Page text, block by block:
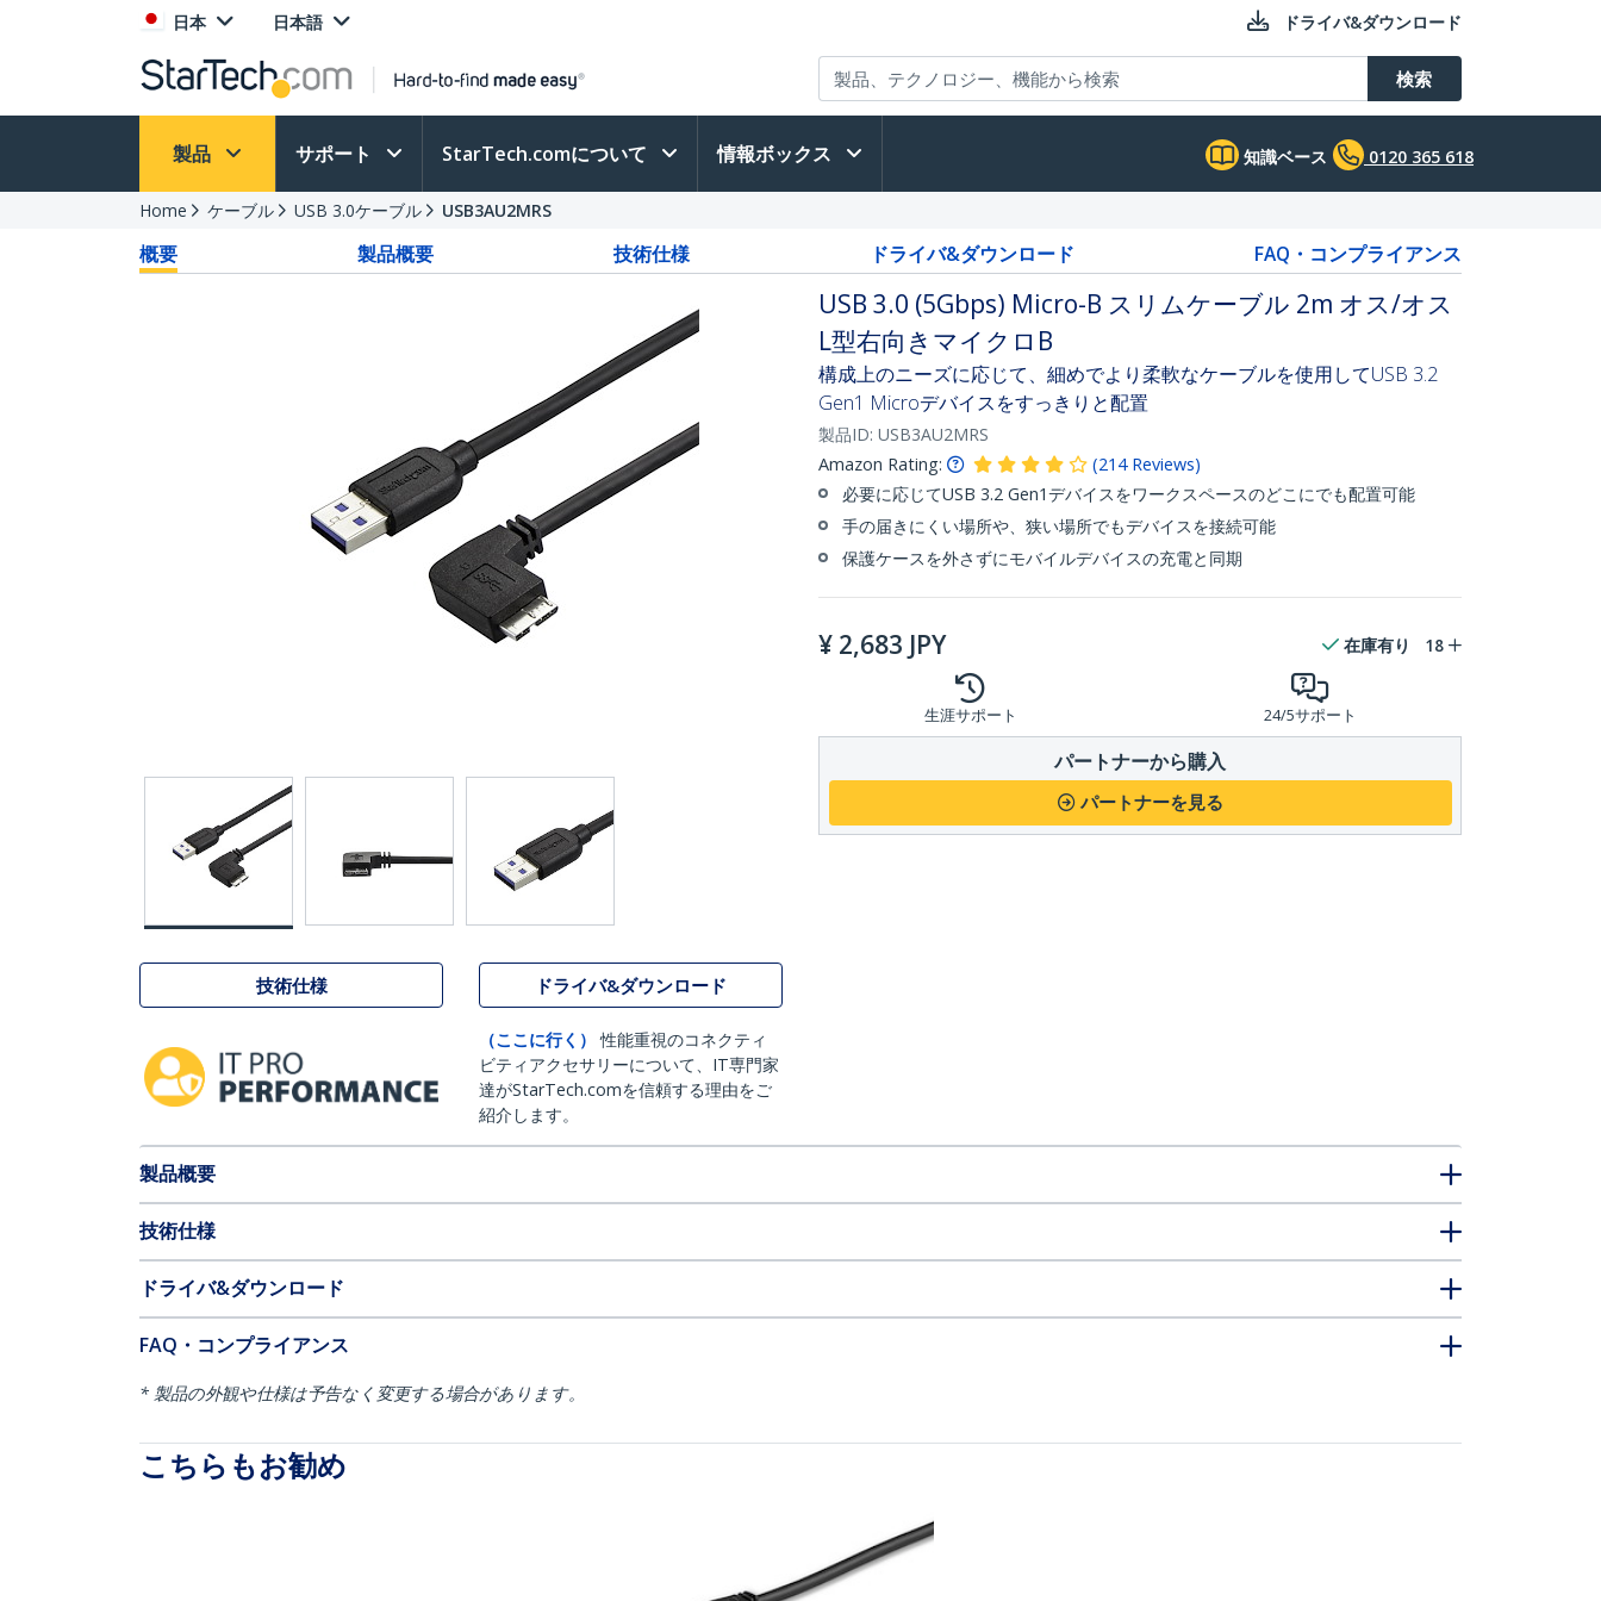
日本 日本語 ドライバ&ダウンロード
検索
製品 サポート StarTech.comについて 情報ボックス 知識ベース 0120 365 618
Home ケーブル USB 3.0ケーブル USB3AU2MRS
概要 製品概要 技術仕様 ドライバ&ダウンロード FAQ・コンプライアンス
技術仕様 ドライバ&ダウンロード
（ここに行く）
性能重視のコネクティ
ビティアクセサリーについて、IT専門家
達がStarTech.comを信頼する理由をご
紹介します。
USB 3.0 (5Gbps) Micro-B スリムケーブル 2m オス/オス
L型右向きマイクロB
構成上のニーズに応じて、細めでより柔軟なケーブルを使用してUSB 3.2
Gen1 Microデバイスをすっきりと配置
製品ID: USB3AU2MRS
Amazon Rating:
(214 Reviews)
必要に応じてUSB 3.2 Gen1デバイスをワークスペースのどこにでも配置可能
手の届きにくい場所や、狭い場所でもデバイスを接続可能
保護ケースを外さずにモバイルデバイスの充電と同期
¥ 2,683 JPY 在庫有り 18
生涯サポート 24/5サポート
パートナーから購入
パートナーを見る
製品概要
技術仕様
ドライバ&ダウンロード
FAQ・コンプライアンス
* 製品の外観や仕様は予告なく変更する場合があります。
こちらもお勧め